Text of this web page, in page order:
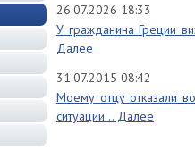
26.07.2026 18:33
У гражданина Греции
Далее
31.07.2015 08:42
Моему отцу отказали
ситуации... Далее